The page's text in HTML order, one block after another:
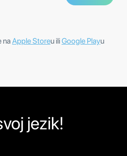
naApple Storeu iliGoogle Playu
jezik!